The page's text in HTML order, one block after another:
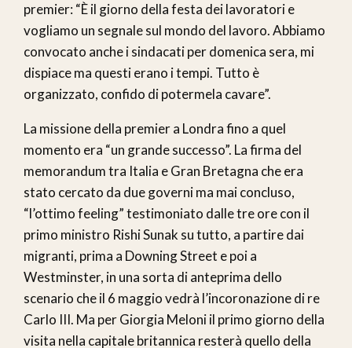
premier: “È il giorno della festa dei lavoratori e
vogliamo un segnale sul mondo del lavoro. Abbiamo
convocato anche i sindacati per domenica sera, mi
dispiace ma questi erano i tempi. Tutto è
organizzato, confido di potermela cavare”.
La missione della premier a Londra fino a quel
momento era “un grande successo”. La firma del
memorandum tra Italia e Gran Bretagna che era
stato cercato da due governi ma mai concluso,
“l’ottimo feeling” testimoniato dalle tre ore con il
primo ministro Rishi Sunak su tutto, a partire dai
migranti, prima a Downing Street e poi a
Westminster, in una sorta di anteprima dello
scenario che il 6 maggio vedrà l’incoronazione di re
Carlo III. Ma per Giorgia Meloni il primo giorno della
visita nella capitale britannica resterà quello della